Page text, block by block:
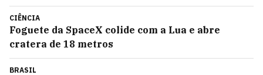
CIÊNCIA
Foguete da SpaceX colide com a Lua e abre
cratera de 18 metros
BRASIL